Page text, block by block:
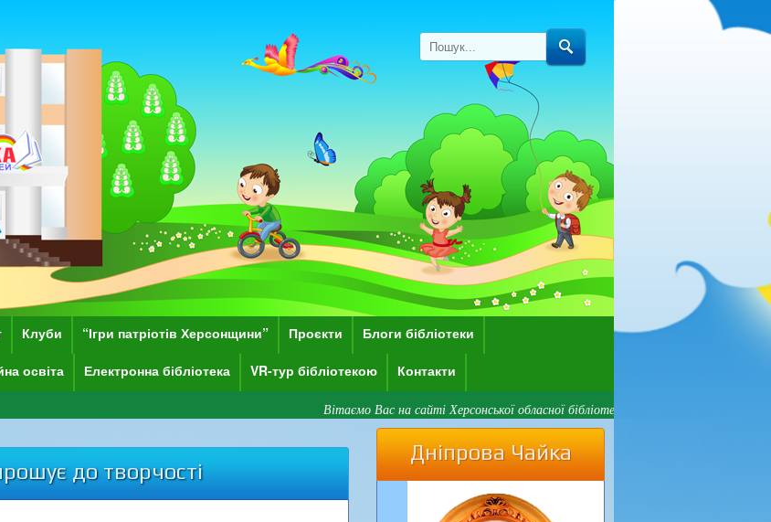
Клуби “Ігри патріотів Херсонщини” Проєкти Блоги бібліотеки
освіта Електронна бібліотека VR-тур бібліотекою Контакти
Вітаємо Вас на сайті Херсонської обласної бібліотеки для дітей імені Дніпрової Чайки!
до творчості
Дніпрова Чайка